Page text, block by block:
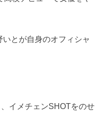
とが自身のオフィシャ
イメチェンSHOTをのせ